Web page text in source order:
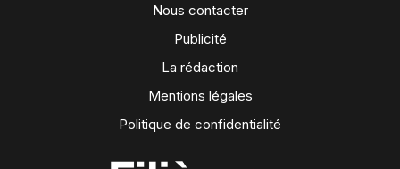
Nous contacter
Publicité
La rédaction
Mentions légales
Politique de confidentialité